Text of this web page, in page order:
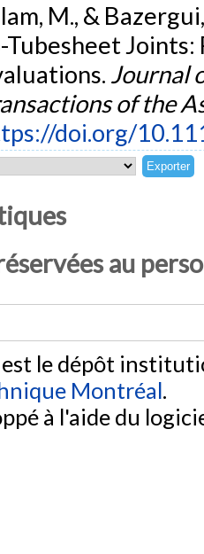
M., &
Tubesheet
Journal
of the
doi.org/
au
le dépôt
Montréal.
à l'aide du